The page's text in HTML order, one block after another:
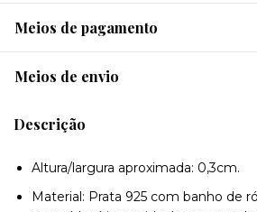
Meios de pagamento
Meios de envio
Descrição
Altura/largura aproximada: 0,3cm.
Material: Prata 925 com banho de